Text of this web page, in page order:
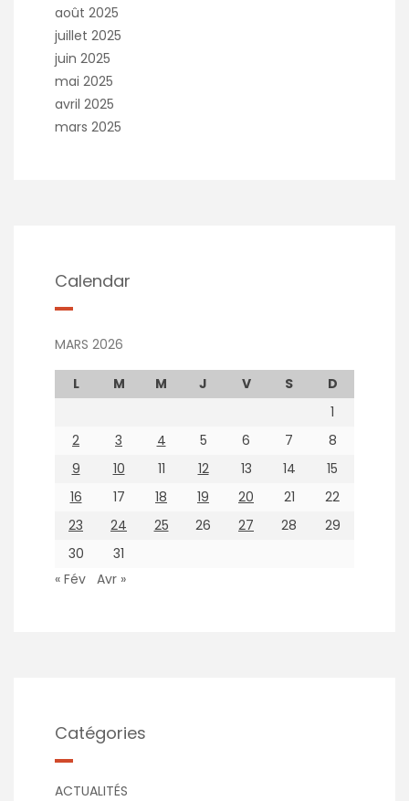
août 2025
juillet 2025
juin 2025
mai 2025
avril 2025
mars 2025
Calendar
MARS 2026
L M M J V S
D
1
2
3 4 5 6 7
8
9
10 11 12 13 14
15
16
17 18 19 20 21
22
23
24 25 26 27 28
29
30
31
« Fév Avr »
Catégories
ACTUALITÉS